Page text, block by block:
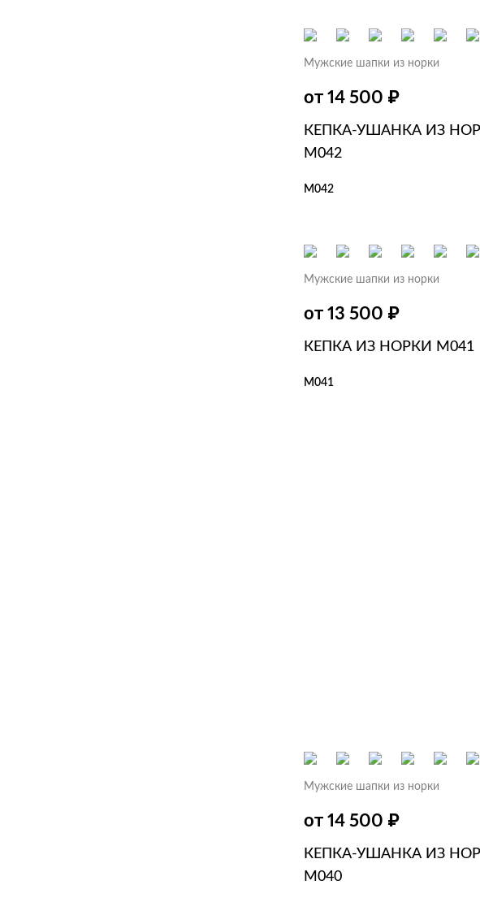
Мужские шапки из норки
от 14 500 ₽
КЕПКА-УШАНКА ИЗ
M042
M042
Мужские шапки из норки
от 13 500 ₽
КЕПКА ИЗ НОРКИ M041
M041
Мужские шапки из норки
от 14 500 ₽
КЕПКА-УШАНКА ИЗ
M040